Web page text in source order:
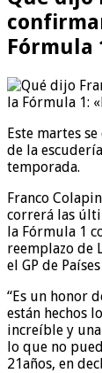
Fórmula
Este martes
de la
temporada.
Franco
correrá las
la Fórmula 1
reemplazo de
el GP de
“Es un honor
están hechos
increíble y
lo que no
21años, en